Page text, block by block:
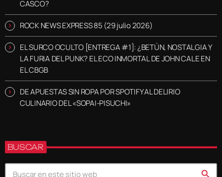
CASCO?
ROCK NEWS EXPRESS 85 (29 julio 2026)
EL SURCO OCULTO [ENTREGA #1]: ¿BETÚN, NOSTALGIA Y
LA FURIA DEL PUNK? EL ECO INMORTAL DE JOHN CALE EN
EL CBGB
DE APUESTAS SIN ROPA POR SPOTIFY AL DELIRIO
CULINARIO DEL «SOPAI-PISUCHI»
BUSCAR
search